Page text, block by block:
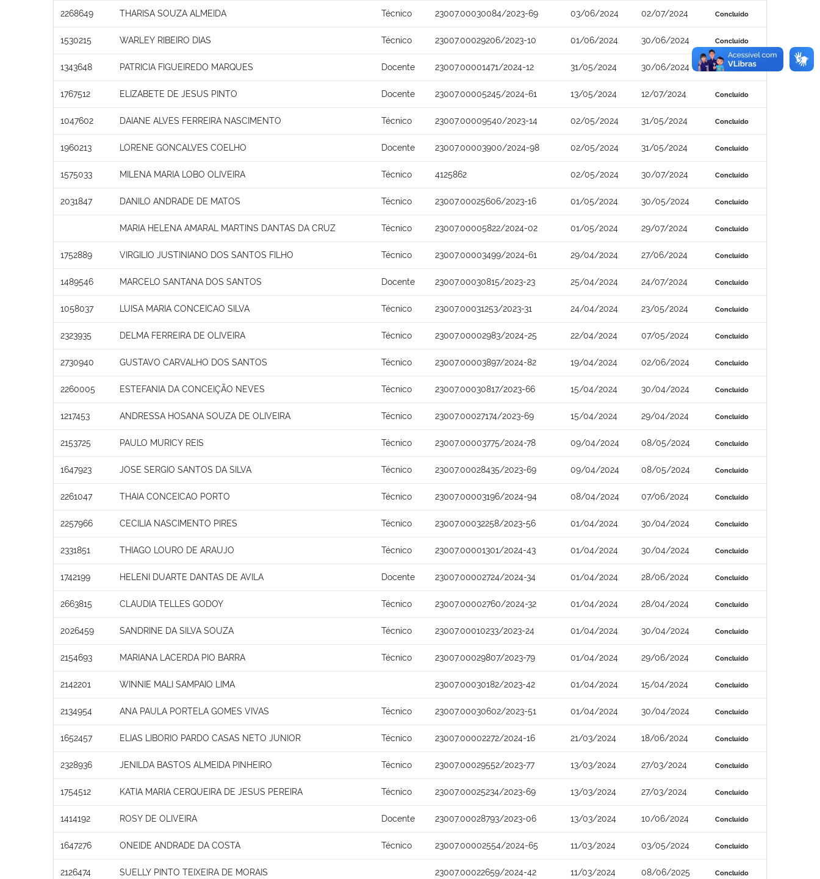
2268649 THARISA SOUZA ALMEIDA Técnico 23007.00030084/2023-69 03/06/2024 02/07/2024 Concluído
1530215 WARLEY RIBEIRO DIAS Técnico 23007.00029206/2023-10 01/06/2024 30/06/2024 Concluído
1343648 PATRICIA FIGUEIREDO MARQUES Docente 23007.00001471/2024-12 31/05/2024 30/06/2024 Concluído
1767512 ELIZABETE DE JESUS PINTO Docente 23007.00005245/2024-61 13/05/2024 12/07/2024 Concluído
1047602 DAIANE ALVES FERREIRA NASCIMENTO Técnico 23007.00009540/2023-14 02/05/2024 31/05/2024 Concluído
1960213 LORENE GONCALVES COELHO Docente 23007.00003900/2024-98 02/05/2024 31/05/2024 Concluído
1575033 MILENA MARIA LOBO OLIVEIRA Técnico 4125862 02/05/2024 30/07/2024 Concluído
2031847 DANILO ANDRADE DE MATOS Técnico 23007.00025606/2023-16 01/05/2024 30/05/2024 Concluído
MARIA HELENA AMARAL MARTINS DANTAS DA CRUZ Técnico 23007.00005822/2024-02 01/05/2024 29/07/2024 Concluído
1752889 VIRGILIO JUSTINIANO DOS SANTOS FILHO Técnico 23007.00003499/2024-61 29/04/2024 27/06/2024 Concluído
1489546 MARCELO SANTANA DOS SANTOS Docente 23007.00030815/2023-23 25/04/2024 24/07/2024 Concluído
1058037 LUISA MARIA CONCEICAO SILVA Técnico 23007.00031253/2023-31 24/04/2024 23/05/2024 Concluído
2323935 DELMA FERREIRA DE OLIVEIRA Técnico 23007.00002983/2024-25 22/04/2024 07/05/2024 Concluído
2730940 GUSTAVO CARVALHO DOS SANTOS Técnico 23007.00003897/2024-82 19/04/2024 02/06/2024 Concluído
2260005 ESTEFANIA DA CONCEIÇÃO NEVES Técnico 23007.00030817/2023-66 15/04/2024 30/04/2024 Concluído
1217453 ANDRESSA HOSANA SOUZA DE OLIVEIRA Técnico 23007.00027174/2023-69 15/04/2024 29/04/2024 Concluído
2153725 PAULO MURICY REIS Técnico 23007.00003775/2024-78 09/04/2024 08/05/2024 Concluído
1647923 JOSE SERGIO SANTOS DA SILVA Técnico 23007.00028435/2023-69 09/04/2024 08/05/2024 Concluído
2261047 THAIA CONCEICAO PORTO Técnico 23007.00003196/2024-94 08/04/2024 07/06/2024 Concluído
2257966 CECILIA NASCIMENTO PIRES Técnico 23007.00032258/2023-56 01/04/2024 30/04/2024 Concluído
2331851 THIAGO LOURO DE ARAUJO Técnico 23007.00001301/2024-43 01/04/2024 30/04/2024 Concluído
1742199 HELENI DUARTE DANTAS DE AVILA Docente 23007.00002724/2024-34 01/04/2024 28/06/2024 Concluído
2663815 CLAUDIA TELLES GODOY Técnico 23007.00002760/2024-32 01/04/2024 28/04/2024 Concluído
2026459 SANDRINE DA SILVA SOUZA Técnico 23007.00010233/2023-24 01/04/2024 30/04/2024 Concluído
2154693 MARIANA LACERDA PIO BARRA Técnico 23007.00029807/2023-79 01/04/2024 29/06/2024 Concluído
2142201 WINNIE MALI SAMPAIO LIMA 23007.00030182/2023-42 01/04/2024 15/04/2024 Concluído
2134954 ANA PAULA PORTELA GOMES VIVAS Técnico 23007.00030602/2023-51 01/04/2024 30/04/2024 Concluído
1652457 ELIAS LIBORIO PARDO CASAS NETO JUNIOR Técnico 23007.00002272/2024-16 21/03/2024 18/06/2024 Concluído
2328936 JENILDA BASTOS ALMEIDA PINHEIRO Técnico 23007.00029552/2023-77 13/03/2024 27/03/2024 Concluído
1754512 KATIA MARIA CERQUEIRA DE JESUS PEREIRA Técnico 23007.00025234/2023-69 13/03/2024 27/03/2024 Concluído
1414192 ROSY DE OLIVEIRA Docente 23007.00028793/2023-06 13/03/2024 10/06/2024 Concluído
1647276 ONEIDE ANDRADE DA COSTA Técnico 23007.00002554/2024-65 11/03/2024 03/05/2024 Concluído
2126474 SUELLY PINTO TEIXEIRA DE MORAIS 23007.00022659/2024-42 11/03/2024 08/06/2025 Concluído